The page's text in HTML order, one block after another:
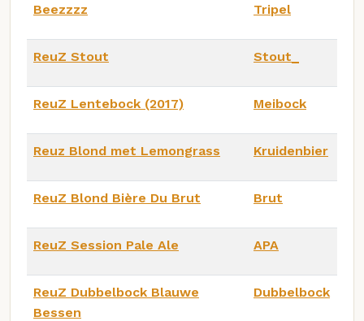
Beezzzz Tripel
ReuZ Stout Stout_
ReuZ Lentebock (2017) Meibock
Reuz Blond met Lemongrass Kruidenbier
ReuZ Blond Bière Du Brut Brut
ReuZ Session Pale Ale APA
ReuZ Dubbelbock Blauwe
Bessen
Dubbelbock